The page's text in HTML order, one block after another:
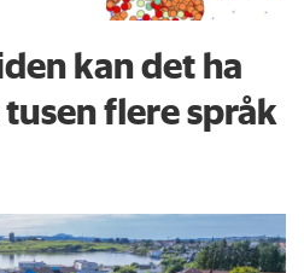
kan det ha
flere språk